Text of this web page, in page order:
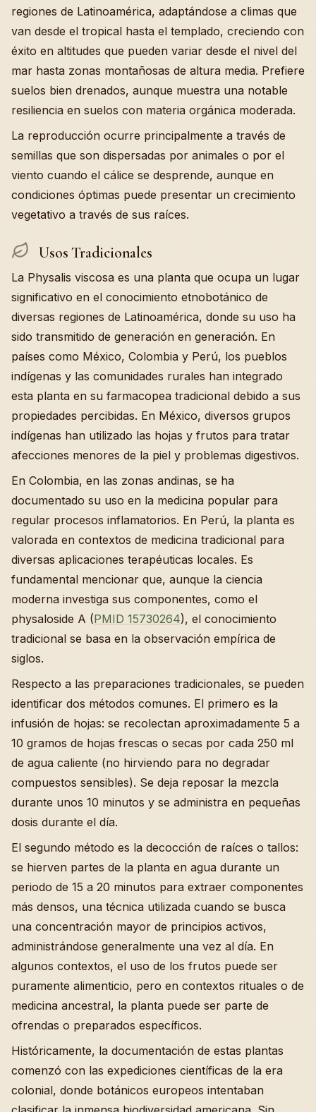
regiones de Latinoamérica, adaptándose a climas que
van desde el tropical hasta el templado, creciendo con
éxito en altitudes que pueden variar desde el nivel del
mar hasta zonas montañosas de altura media. Prefiere
suelos bien drenados, aunque muestra una notable
resiliencia en suelos con materia orgánica moderada.
La reproducción ocurre principalmente a través de
semillas que son dispersadas por animales o por el
viento cuando el cálice se desprende, aunque en
condiciones óptimas puede presentar un crecimiento
vegetativo a través de sus raíces.
Usos Tradicionales
La Physalis viscosa es una planta que ocupa un lugar
significativo en el conocimiento etnobotánico de
diversas regiones de Latinoamérica, donde su uso ha
sido transmitido de generación en generación. En
países como México, Colombia y Perú, los pueblos
indígenas y las comunidades rurales han integrado
esta planta en su farmacopea tradicional debido a sus
propiedades percibidas. En México, diversos grupos
indígenas han utilizado las hojas y frutos para tratar
afecciones menores de la piel y problemas digestivos.
En Colombia, en las zonas andinas, se ha
documentado su uso en la medicina popular para
regular procesos inflamatorios. En Perú, la planta es
valorada en contextos de medicina tradicional para
diversas aplicaciones terapéuticas locales. Es
fundamental mencionar que, aunque la ciencia
moderna investiga sus componentes, como el
physaloside A (PMID 15730264), el conocimiento
tradicional se basa en la observación empírica de
siglos.
Respecto a las preparaciones tradicionales, se pueden
identificar dos métodos comunes. El primero es la
infusión de hojas: se recolectan aproximadamente 5 a
10 gramos de hojas frescas o secas por cada 250 ml
de agua caliente (no hirviendo para no degradar
compuestos sensibles). Se deja reposar la mezcla
durante unos 10 minutos y se administra en pequeñas
dosis durante el día.
El segundo método es la decocción de raíces o tallos:
se hierven partes de la planta en agua durante un
periodo de 15 a 20 minutos para extraer componentes
más densos, una técnica utilizada cuando se busca
una concentración mayor de principios activos,
administrándose generalmente una vez al día. En
algunos contextos, el uso de los frutos puede ser
puramente alimenticio, pero en contextos rituales o de
medicina ancestral, la planta puede ser parte de
ofrendas o preparados específicos.
Históricamente, la documentación de estas plantas
comenzó con las expediciones científicas de la era
colonial, donde botánicos europeos intentaban